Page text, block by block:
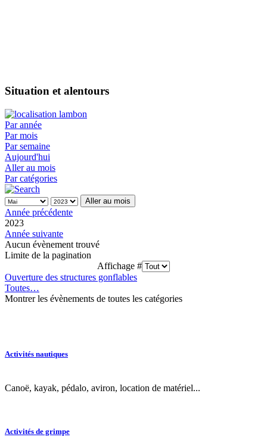
Situation et alentours
Par année
Par mois
Par semaine
Aujourd'hui
Aller au mois
Par catégories
Aller au mois
Année précédente
2023
Année suivante
Aucun évènement trouvé
Limite de la pagination
Affichage #
Ouverture des structures gonflables
Toutes…
Montrer les évènements de toutes les catégories
Activités nautiques
Canoë, kayak, pédalo, aviron, location de matériel...
Activités de grimpe